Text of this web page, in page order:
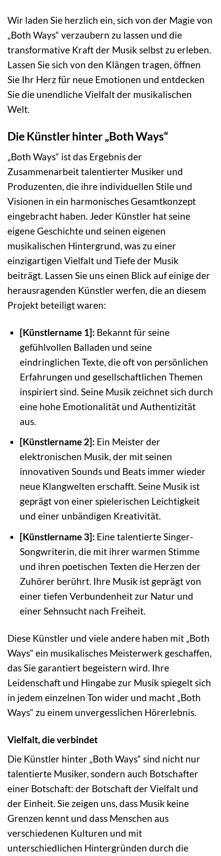
Wir laden Sie herzlich ein, sich von der Magie von
„Both Ways“ verzaubern zu lassen und die
transformative Kraft der Musik selbst zu erleben.
Lassen Sie sich von den Klängen tragen, öffnen
Sie Ihr Herz für neue Emotionen und entdecken
Sie die unendliche Vielfalt der musikalischen
Welt.
Die Künstler hinter „Both Ways“
„Both Ways“ ist das Ergebnis der
Zusammenarbeit talentierter Musiker und
Produzenten, die ihre individuellen Stile und
Visionen in ein harmonisches Gesamtkonzept
eingebracht haben. Jeder Künstler hat seine
eigene Geschichte und seinen eigenen
musikalischen Hintergrund, was zu einer
einzigartigen Vielfalt und Tiefe der Musik
beiträgt. Lassen Sie uns einen Blick auf einige der
herausragenden Künstler werfen, die an diesem
Projekt beteiligt waren:
[Künstlername 1]: Bekannt für seine
gefühlvollen Balladen und seine
eindringlichen Texte, die oft von persönlichen
Erfahrungen und gesellschaftlichen Themen
inspiriert sind. Seine Musik zeichnet sich durch
eine hohe Emotionalität und Authentizität
aus.
[Künstlername 2]: Ein Meister der
elektronischen Musik, der mit seinen
innovativen Sounds und Beats immer wieder
neue Klangwelten erschafft. Seine Musik ist
geprägt von einer spielerischen Leichtigkeit
und einer unbändigen Kreativität.
[Künstlername 3]: Eine talentierte Singer-
Songwriterin, die mit ihrer warmen Stimme
und ihren poetischen Texten die Herzen der
Zuhörer berührt. Ihre Musik ist geprägt von
einer tiefen Verbundenheit zur Natur und
einer Sehnsucht nach Freiheit.
Diese Künstler und viele andere haben mit „Both
Ways“ ein musikalisches Meisterwerk geschaffen,
das Sie garantiert begeistern wird. Ihre
Leidenschaft und Hingabe zur Musik spiegelt sich
in jedem einzelnen Ton wider und macht „Both
Ways“ zu einem unvergesslichen Hörerlebnis.
Vielfalt, die verbindet
Die Künstler hinter „Both Ways“ sind nicht nur
talentierte Musiker, sondern auch Botschafter
einer Botschaft: der Botschaft der Vielfalt und
der Einheit. Sie zeigen uns, dass Musik keine
Grenzen kennt und dass Menschen aus
verschiedenen Kulturen und mit
unterschiedlichen Hintergründen durch die